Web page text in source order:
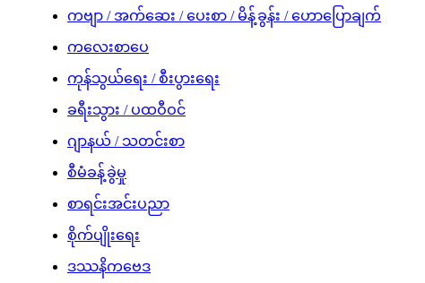
ကဗျာ / အက်ဆေး / ပေးစာ / မိန့်ခွန်း / ဟောပြောချက်
ကလေးစာပေ
ကုန်သွယ်ရေး / စီးပွားရေး
ခရီးသွား / ပထဝီဝင်
ဂျာနယ် / သတင်းစာ
စီမံခန့်ခွဲမှု
စာရင်းအင်းပညာ
စိုက်ပျိုးရေး
ဒဿနိကဗေဒ